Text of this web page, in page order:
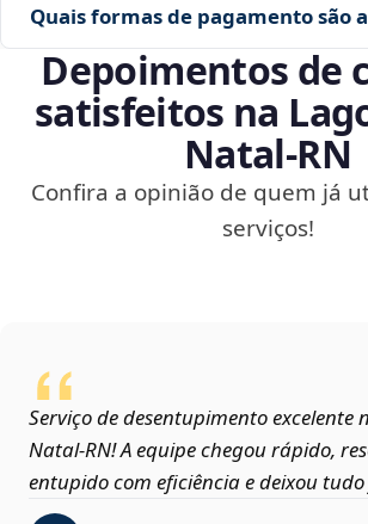
Quais formas de pagamento são
Depoimentos de
satisfeitos na
Natal‑RN
Confira a opinião de quem já
serviços!
Serviço de desentupimento excelente
Natal‑RN! A equipe chegou rápido,
entupido com eficiência e deixou